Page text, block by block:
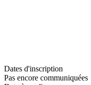
Dates d'inscription
Pas encore communiquées